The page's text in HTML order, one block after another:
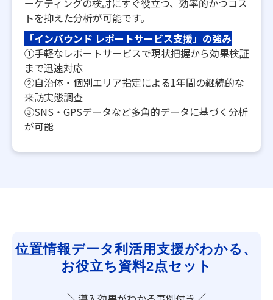
ーケティングの検討にすぐ役立つ、効率的かつコス
トを抑えた分析が可能です。
「インバウンド レポートサービス支援」の強み
①手軽なレポートサービスで現状把握から効果検証
まで迅速対応
②自治体・個別エリア指定による1年間の継続的な
来訪実態調査
③SNS・GPSデータなど多角的データに基づく分析
が可能
位置情報データ利活用支援がわかる、
お役立ち資料2点セット